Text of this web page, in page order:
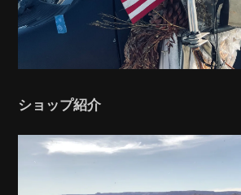
ショップ紹介